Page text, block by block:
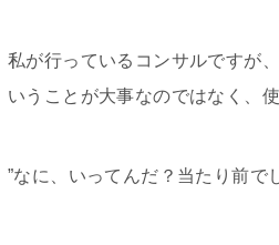
私が行っているコンサルですが
いうことが大事なのではなく、
”なに、いってんだ？当たり前で